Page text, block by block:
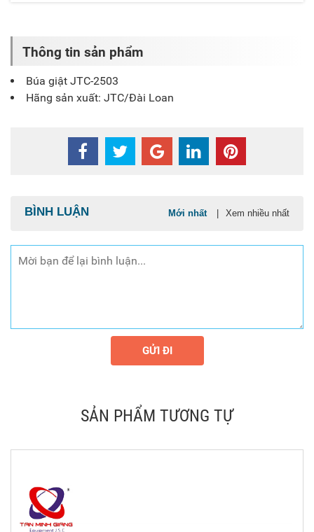
Thông tin sản phẩm
Búa giật JTC-2503
Hãng sản xuất: JTC/Đài Loan
BÌNH LUẬN Mới nhất Xem nhiều nhất
GỬI ĐI
SẢN PHẨM TƯƠNG TỰ